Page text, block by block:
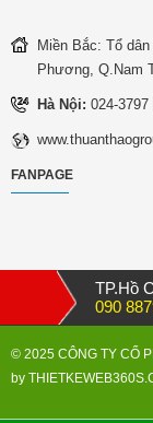
Miền Bắc: Tổ
Phương, Q.Nam
Hà Nội: 024-
FANPAGE
TP.Hồ
090
© 2025 CÔNG TY CỔ
by